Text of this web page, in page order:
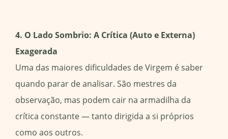
4. O Lado Sombrio: A Crítica (Auto e Externa)
Exagerada
Uma das maiores dificuldades de Virgem é saber
quando parar de analisar. São mestres da
observação, mas podem cair na armadilha da
crítica constante — tanto dirigida a si próprios
como aos outros.